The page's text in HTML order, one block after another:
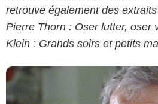
retrouve également des
Pierre Thorn : Oser lutter, oser
Klein : Grands soirs et petits